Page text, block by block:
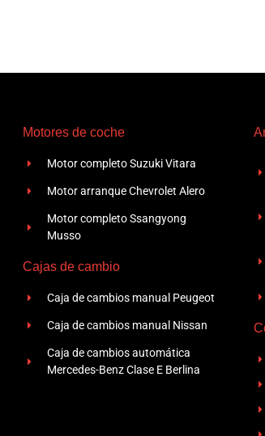
Motores de coche
Motor completo Suzuki Vitara
Motor arranque Chevrolet Alero
Motor completo Ssangyong
Musso
Cajas de cambio
Caja de cambios manual Peugeot
Caja de cambios manual Nissan
Caja de cambios automática
Mercedes-Benz Clase E Berlina